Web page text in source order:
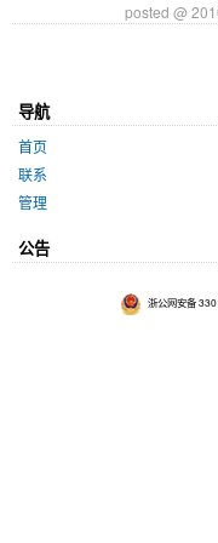
posted @
导航
首页
联系
管理
公告
浙公网安备